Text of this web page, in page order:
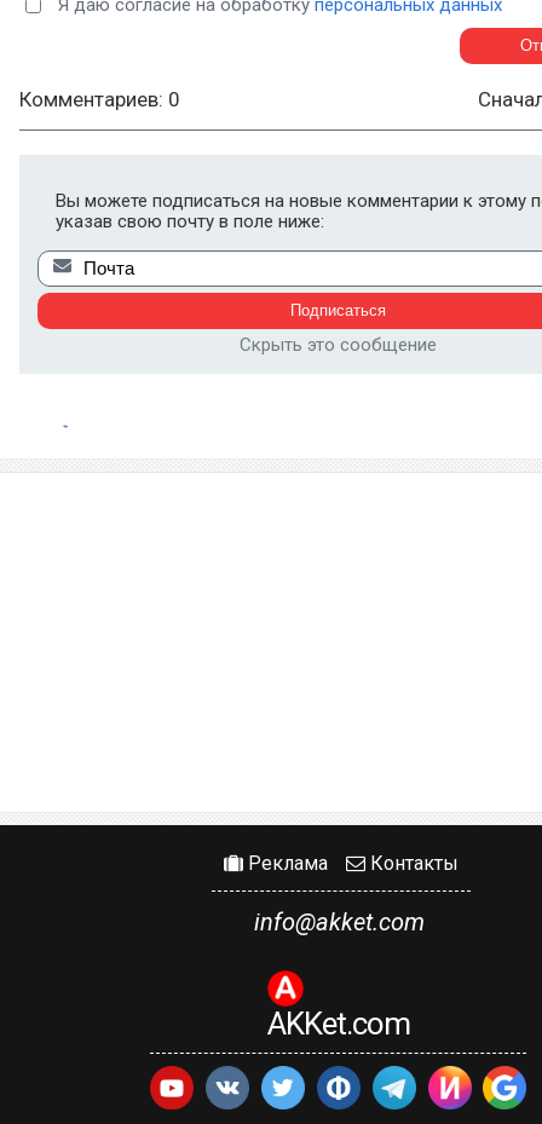
Я даю согласие на обработку персональных данных
Комментариев: 0
Вы можете подписаться на новые комментарии к этому
указав свою почту в поле ниже:
Скрыть это сообщение
Реклама Контакты
info@akket.com
AKKet.com